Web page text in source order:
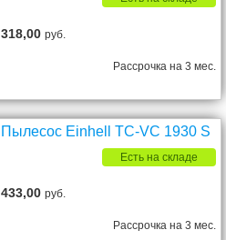
318,00руб.
Рассрочка на 3 мес.
Пылесос Einhell TC-VC 1930 S
Есть на складе
433,00руб.
Рассрочка на 3 мес.